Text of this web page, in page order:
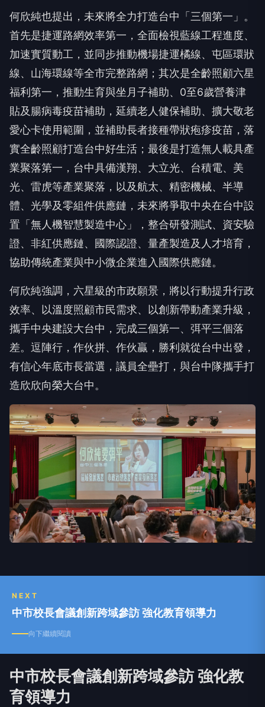
何欣純也提出，未來將全力打造台中「三個第一」。
首先是捷運路網效率第一，全面檢視藍線工程進度、
加速實質動工，並同步推動機場捷運橘線、屯區環狀
線、山海環線等全市完整路網；其次是全齡照顧六星
福利第一，推動生育與坐月子補助、0至6歲營養津
貼及腸病毒疫苗補助，延續老人健保補助、擴大敬老
愛心卡使用範圍，並補助長者接種帶狀疱疹疫苗，落
實全齡照顧打造台中好生活；最後是打造無人載具產
業聚落第一，台中具備漢翔、大立光、台積電、美
光、雷虎等產業聚落，以及航太、精密機械、半導
體、光學及零組件供應鏈，未來將爭取中央在台中設
置「無人機智慧製造中心」，整合研發測試、資安驗
證、非紅供應鏈、國際認證、量產製造及人才培育，
協助傳統產業與中小微企業進入國際供應鏈。
何欣純強調，六星級的市政願景，將以行動提升行政
效率、以溫度照顧市民需求、以創新帶動產業升級，
攜手中央建設大台中，完成三個第一、弭平三個落
差。逗陣行，作伙拼、作伙贏，勝利就從台中出發，
有信心年底市長當選，議員全壘打，與台中隊攜手打
造欣欣向榮大台中。
NEXT
中市校長會議創新跨域參訪 強化教育領導力
向下繼續閱讀
中市校長會議創新跨域參訪 強化教
育領導力